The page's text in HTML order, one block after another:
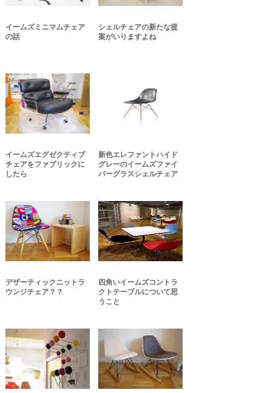
イームズミニマムチェア
の話
シェルチェアの新たな提
案がいりますよね
イームズエグゼクティブ
チェアをファブリックに
したら
新色エレファントハイド
グレーのイームズファイ
バーグラスシェルチェア
デザーティックニットラ
ウンジチェア？？
四角いイームズコントラ
クトテーブルについて思
うこと